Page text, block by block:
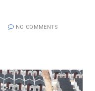
NO COMMENTS